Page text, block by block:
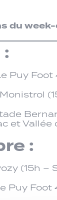
du
Puy Foot
et Vallée
:
(15h –
Puy Foot